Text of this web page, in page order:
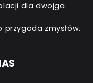
dla dwojga.
zmysłów.